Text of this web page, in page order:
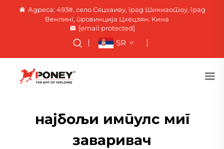
Адреса: 493#, село Сяцхаиву, град Шикиаотоу, град
Венлинг, провинција Цхецзян. Кина
[email protected]
SR
најбољи импулс миг
заваривач